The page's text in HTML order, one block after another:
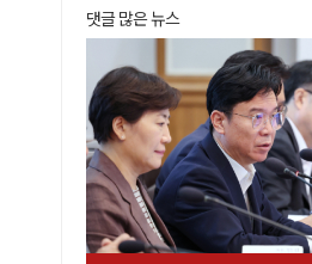
댓글 많은 뉴스